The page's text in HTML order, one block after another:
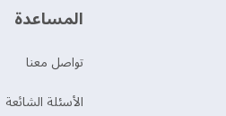
‫المساعدة‬
تواصل معنا
الأسئلة الشائعة